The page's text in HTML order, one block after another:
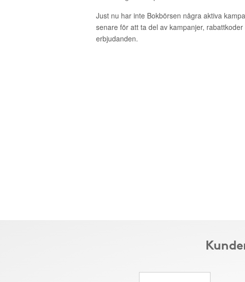
Just nu har inte Bokbörsen några aktiva
senare för att ta del av kampanjer,
erbjudanden.